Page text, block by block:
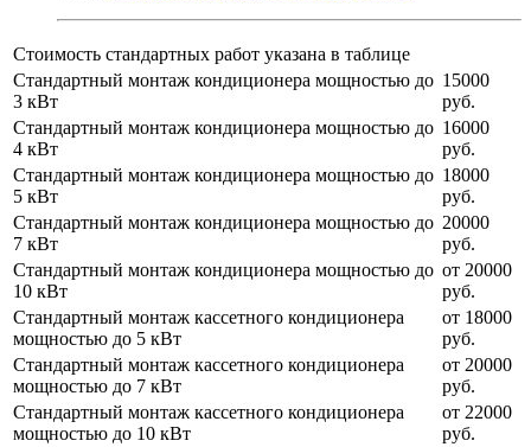
Стоимость стандартных работ указана в таблице
Стандартный монтаж кондиционера мощностью до
3 кВт
15000
руб.
Стандартный монтаж кондиционера мощностью до
4 кВт
16000
руб.
Стандартный монтаж кондиционера мощностью до
5 кВт
18000
руб.
Стандартный монтаж кондиционера мощностью до
7 кВт
20000
руб.
Стандартный монтаж кондиционера мощностью до
10 кВт
от 20000
руб.
Стандартный монтаж кассетного кондиционера
мощностью до 5 кВт
от 18000
руб.
Стандартный монтаж кассетного кондиционера
мощностью до 7 кВт
от 20000
руб.
Стандартный монтаж кассетного кондиционера
мощностью до 10 кВт
от 22000
руб.